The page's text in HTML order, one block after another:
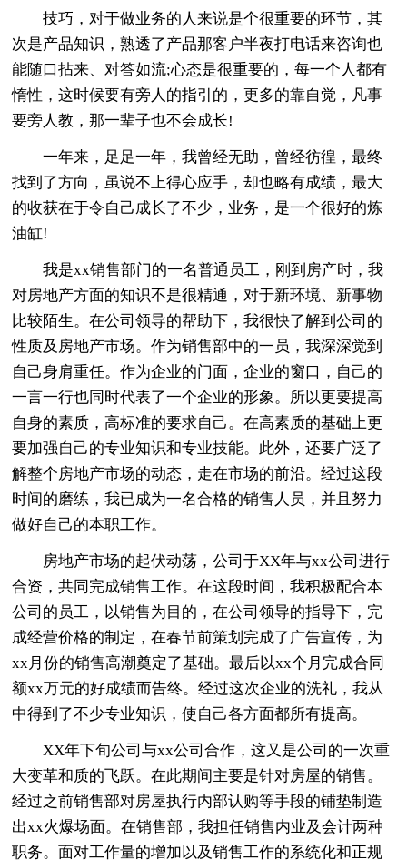
技巧，对于做业务的人来说是个很重要的环节，其
次是产品知识，熟透了产品那客户半夜打电话来咨询也
能随口拈来、对答如流;心态是很重要的，每一个人都有
惰性，这时候要有旁人的指引的，更多的靠自觉，凡事
要旁人教，那一辈子也不会成长!
一年来，足足一年，我曾经无助，曾经彷徨，最终
找到了方向，虽说不上得心应手，却也略有成绩，最大
的收获在于令自己成长了不少，业务，是一个很好的炼
油缸!
我是xx销售部门的一名普通员工，刚到房产时，我
对房地产方面的知识不是很精通，对于新环境、新事物
比较陌生。在公司领导的帮助下，我很快了解到公司的
性质及房地产市场。作为销售部中的一员，我深深觉到
自己身肩重任。作为企业的门面，企业的窗口，自己的
一言一行也同时代表了一个企业的形象。所以更要提高
自身的素质，高标准的要求自己。在高素质的基础上更
要加强自己的专业知识和专业技能。此外，还要广泛了
解整个房地产市场的动态，走在市场的前沿。经过这段
时间的磨练，我已成为一名合格的销售人员，并且努力
做好自己的本职工作。
房地产市场的起伏动荡，公司于XX年与xx公司进行
合资，共同完成销售工作。在这段时间，我积极配合本
公司的员工，以销售为目的，在公司领导的指导下，完
成经营价格的制定，在春节前策划完成了广告宣传，为
xx月份的销售高潮奠定了基础。最后以xx个月完成合同
额xx万元的好成绩而告终。经过这次企业的洗礼，我从
中得到了不少专业知识，使自己各方面都所有提高。
XX年下旬公司与xx公司合作，这又是公司的一次重
大变革和质的飞跃。在此期间主要是针对房屋的销售。
经过之前销售部对房屋执行内部认购等手段的铺垫制造
出xx火爆场面。在销售部，我担任销售内业及会计两种
职务。面对工作量的增加以及销售工作的系统化和正规